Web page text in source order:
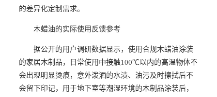
的差异化定制需求。
木蜡油的实际使用反馈参考
据公开的用户调研数据显示，使用合规木蜡油涂装
的家居木制品，日常使用中接触100℃以内的高温物体不
会出现明显烫痕，意外泼洒的水渍、油污及时擦拭后不
会留下印记，用于地下室等潮湿环境的木制品涂装后，